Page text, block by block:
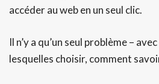
accéder au web en un seul clic.
Il n’y a qu’un seul problème –
lesquelles choisir, comment